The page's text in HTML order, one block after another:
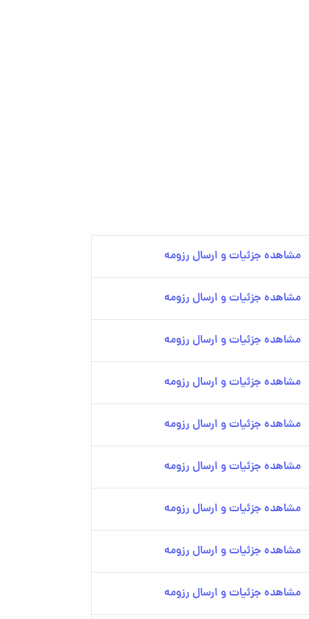
مشاهده جزئیات و ارسال رزومه
مشاهده جزئیات و ارسال رزومه
مشاهده جزئیات و ارسال رزومه
مشاهده جزئیات و ارسال رزومه
مشاهده جزئیات و ارسال رزومه
مشاهده جزئیات و ارسال رزومه
مشاهده جزئیات و ارسال رزومه
مشاهده جزئیات و ارسال رزومه
مشاهده جزئیات و ارسال رزومه